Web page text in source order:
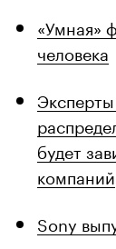
«Умная»
человека
будет
компаний
Sony